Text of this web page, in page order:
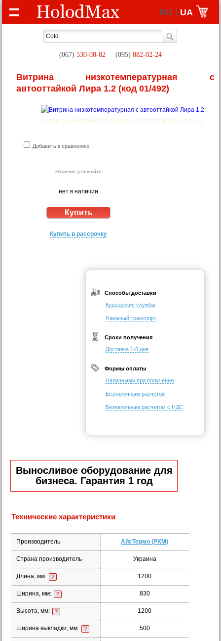
RU | UA
(067) 530-08-82 (095) 882-02-24
Витрина низкотемпературная с
автооттайкой Лира 1.2 (код 01/492)
Витрина низкотемпературная с автооттайкой Лира 1.2
Добавить к сравнению
Наличие уточняйте
нет в наличии
Купить в рассрочку
Способы доставки
Курьерские службы
Наемный транспорт
Сроки получения
Доставка 1-5 дня
Формы оплаты
Наличными при получении
Безналичным расчетом
Безналичным расчетом с НДС
Выносливое оборудование для
бизнеса. Гарантия 1 год
Технические характеристики
Производитель АйсТермо (РХМ)
Страна производитель Украина
Длина, мм: ? 1200
Ширина, мм: ? 830
Высота, мм: ? 1200
Ширина выкладки, мм: ? 500